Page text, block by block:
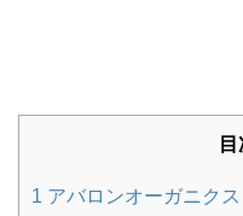
1 アバロンオーガニク